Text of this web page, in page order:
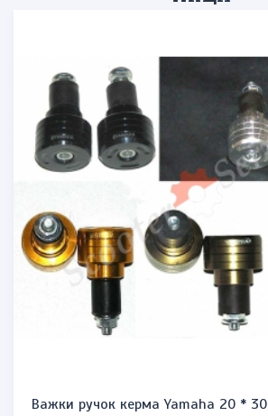
Важки ручок керма Yamaha 20 *